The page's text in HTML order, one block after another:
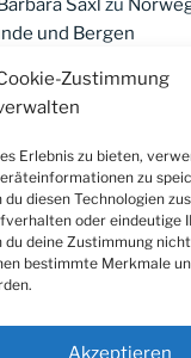
Zustimmung
Erlebnis zu bieten,
zu
du diesen Technologien
oder eindeutige
du deine Zustimmung
bestimmte Merkmale
Akzeptieren
Saxl zu
und Bergen